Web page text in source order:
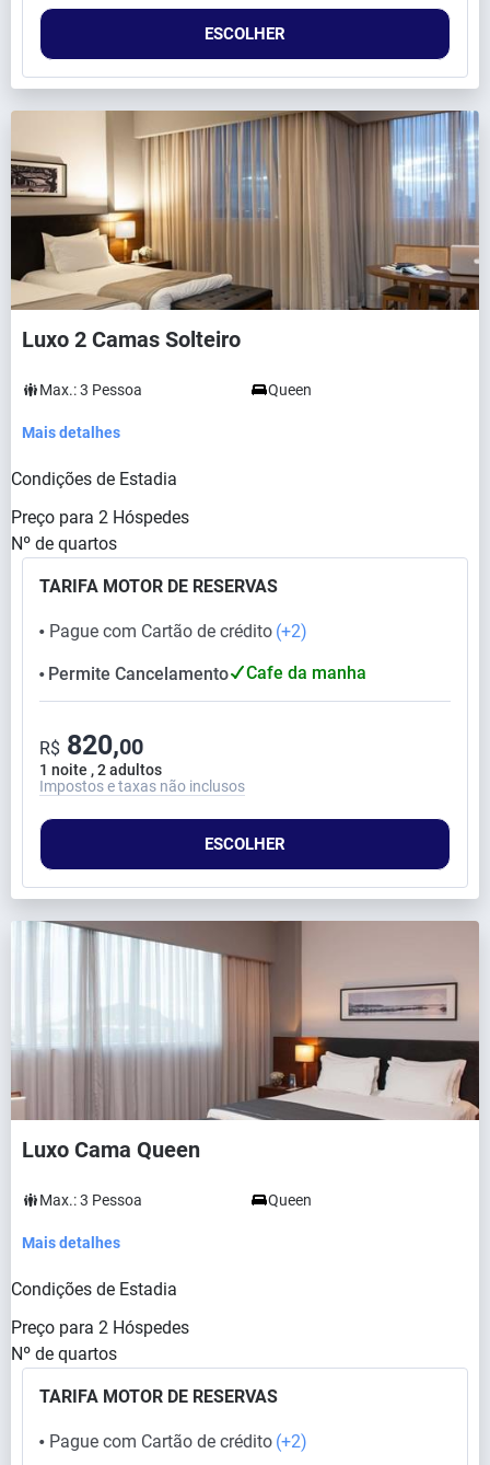
ESCOLHER
Luxo 2 Camas Solteiro
Max.:3 Pessoa Queen
Mais detalhes
Condições de Estadia
Preço para 2 Hóspedes
Nº de quartos
TARIFA MOTOR DE RESERVAS
⬤ Pague com Cartão de crédito (+2)
⬤ Permite Cancelamento Cafe da manha
1 noite , 2 adultos
R$ 820,00
Impostos e taxas não inclusos
ESCOLHER
Luxo Cama Queen
Max.:3 Pessoa Queen
Mais detalhes
Condições de Estadia
Preço para 2 Hóspedes
Nº de quartos
TARIFA MOTOR DE RESERVAS
⬤ Pague com Cartão de crédito (+2)